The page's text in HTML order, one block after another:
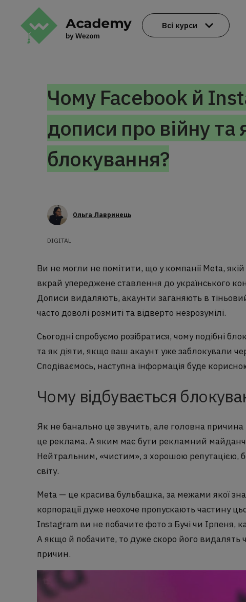
Всі курси
Чому Facebook й
дописи про війну та
блокування?
Ольга Лавринець
DIGITAL
Ви не могли не помітити, що у компанії Meta,
вкрай упереджене ставлення до українського
Дописи видаляють, акаунти заганяють в
часто доволі розмиті та відверто незрозумілі.
Сьогодні спробуємо розібратися, чому подібні
та як діяти, якщо ваш акаунт уже заблокували
Сподіваємось, наступна інформація буде
Чому відбувається
Як не банально це звучить, але головна
це реклама. А яким має бути рекламний
Нейтральним, «чистим», з хорошою репутацією,
світу.
Meta — це красива бульбашка, за межами якої
корпорації дуже неохоче пропускають частину
Instagram ви не побачите фото з Бучі чи Ірпеня,
А якщо й побачите, то дуже скоро його видалять
причин.